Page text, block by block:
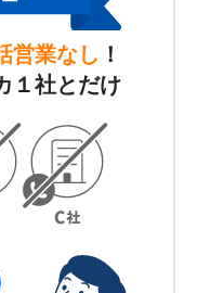
営業なし ！
１社とだけ